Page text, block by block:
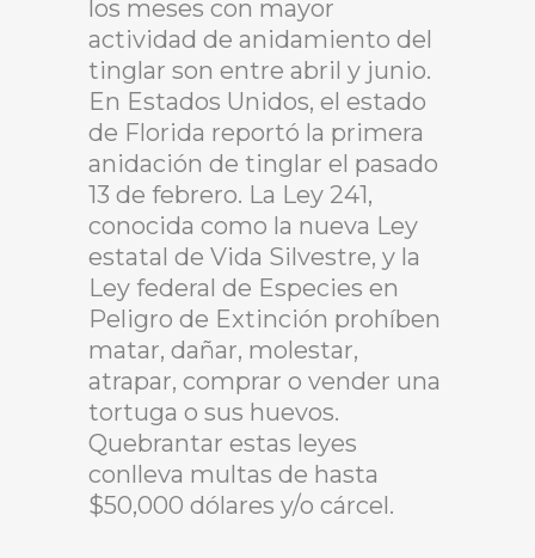
los meses con mayor
actividad de anidamiento del
tinglar son entre abril y junio.
En Estados Unidos, el estado
de Florida reportó la primera
anidación de tinglar el pasado
13 de febrero. La Ley 241,
conocida como la nueva Ley
estatal de Vida Silvestre, y la
Ley federal de Especies en
Peligro de Extinción prohíben
matar, dañar, molestar,
atrapar, comprar o vender una
tortuga o sus huevos.
Quebrantar estas leyes
conlleva multas de hasta
$50,000 dólares y/o cárcel.